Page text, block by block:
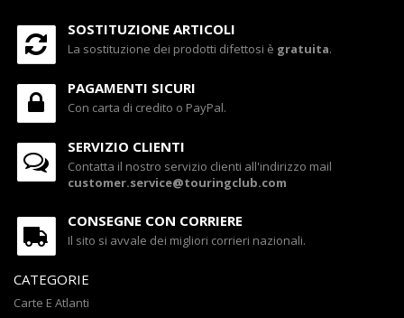
SOSTITUZIONE ARTICOLI
La sostituzione dei prodotti difettosi è gratuita.
PAGAMENTI SICURI
Con carta di credito o PayPal.
SERVIZIO CLIENTI
Contatta il nostro servizio clienti all'indirizzo mail
customer.service@touringclub.com
CONSEGNE CON CORRIERE
Il sito si avvale dei migliori corrieri nazionali.
CATEGORIE
Carte E Atlanti